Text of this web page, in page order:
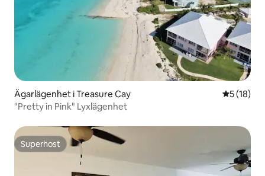
Ägarlägenhet i Treasure Cay 5 av 5 i
5 (18)
"Pretty in Pink" Lyxlägenhet
Superhost
Superhost